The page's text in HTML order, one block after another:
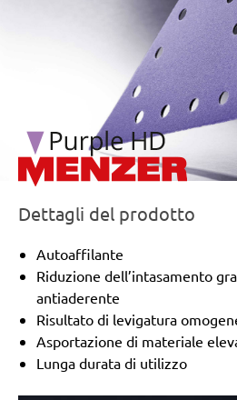
/marketing/parallax/menzer/
Dettagli del prodotto
Autoaffilante
Riduzione dell’intasamento
antiaderente
Risultato di levigatura
Asportazione di materiale
Lunga durata di utilizzo